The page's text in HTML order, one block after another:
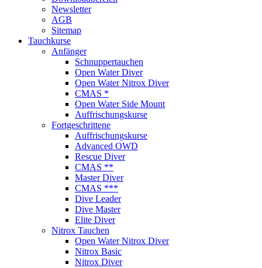
Newsletter
AGB
Sitemap
Tauchkurse
Anfänger
Schnuppertauchen
Open Water Diver
Open Water Nitrox Diver
CMAS *
Open Water Side Mount
Auffrischungskurse
Fortgeschrittene
Auffrischungskurse
Advanced OWD
Rescue Diver
CMAS **
Master Diver
CMAS ***
Dive Leader
Dive Master
Elite Diver
Nitrox Tauchen
Open Water Nitrox Diver
Nitrox Basic
Nitrox Diver